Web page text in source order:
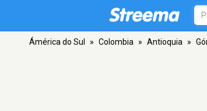
Ámérica do Sul » Colombia » Antioquia »